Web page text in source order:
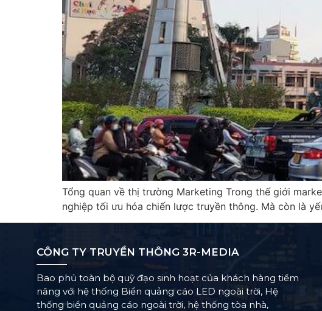
Tổng quan về thị trường Marketing Trong thế giới
nghiệp tối ưu hóa chiến lược truyền thông. Mà còn là
CÔNG TY TRUYỀN THÔNG 3R-MEDIA
Bao phủ toàn bộ quỹ đạo sinh hoạt của khách hàng tiềm
năng với hệ thống Biển quảng cáo LED ngoài trời, Hệ
thống biển quảng cáo ngoài trời, hệ thống tòa nhà,